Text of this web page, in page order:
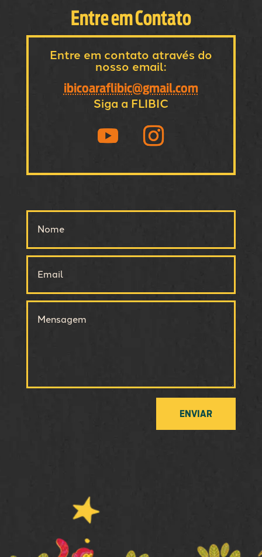
Entre em Contato
Entre em contato através do
nosso email:
ibicoaraflibic@gmail.com
Siga a FLIBIC
ENVIAR